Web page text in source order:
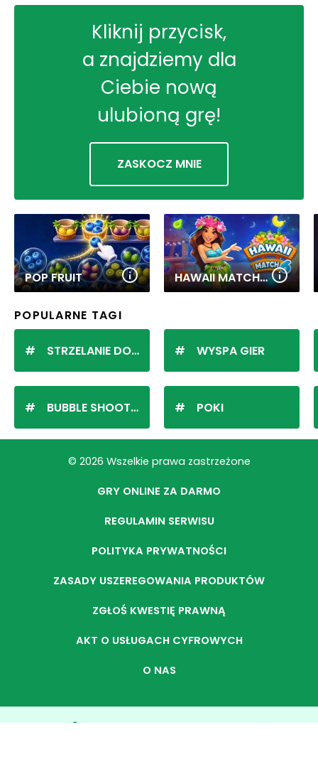
Kliknij przycisk,
a znajdziemy dla
Ciebie nową
ulubioną grę!
ZASKOCZ MNIE
POP FRUIT HAWAII MATCH 6
POPULARNE TAGI
STRZELANIE DO KULEK
BUBBLE SHOOTER
WYSPA GIER
POKI
© 2026 Wszelkie prawa zastrzeżone
GRY ONLINE ZA DARMO
REGULAMIN SERWISU
POLITYKA PRYWATNOŚCI
ZASADY USZEREGOWANIA PRODUKTÓW
ZGŁOŚ KWESTIĘ PRAWNĄ
AKT O USŁUGACH CYFROWYCH
O NAS